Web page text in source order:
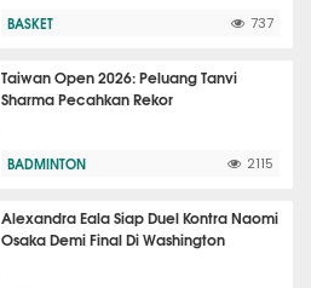
BASKET 737
Taiwan Open 2026: Peluang Tanvi
Sharma Pecahkan Rekor
BADMINTON 2115
Alexandra Eala Siap Duel Kontra Naomi
Osaka Demi Final Di Washington